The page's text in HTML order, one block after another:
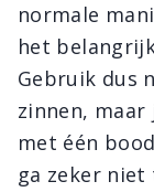
normale
het
Gebruik dus
zinnen,
met één
ga zeker